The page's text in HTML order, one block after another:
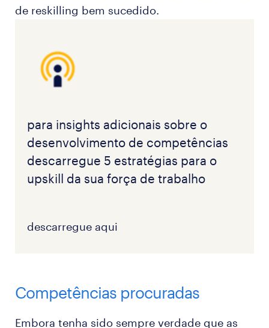
de reskilling bem sucedido.
para insights adicionais sobre o
desenvolvimento de competências
descarregue 5 estratégias para o
upskill da sua força de trabalho
descarregue aqui
Competências procuradas
Embora tenha sido sempre verdade que as